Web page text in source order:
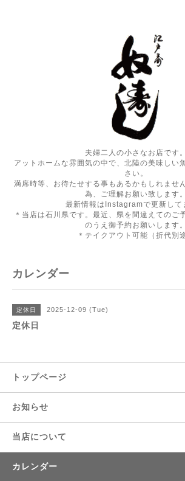
夫婦二人の小さなお店です。
アットホームな雰囲気の中で、北陸の美味しい
さい。
満席時等、お待たせする事もあるかもしれませ
為、ご理解お願い致します。
最新情報はInstagramで更新して
＊当店は石川県です。最近、県を間違えてのご
のうえ御予約お願いします。
＊テイクアウト可能（折代別途
カレンダー
定休日 2025-12-09 (Tue)
定休日
トップページ
お知らせ
当店について
カレンダー